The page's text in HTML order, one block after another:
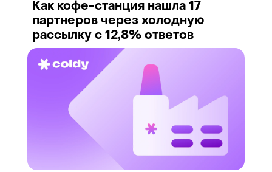
Как кофе-станция нашла 17
партнеров через холодную
рассылку с 12,8% ответов